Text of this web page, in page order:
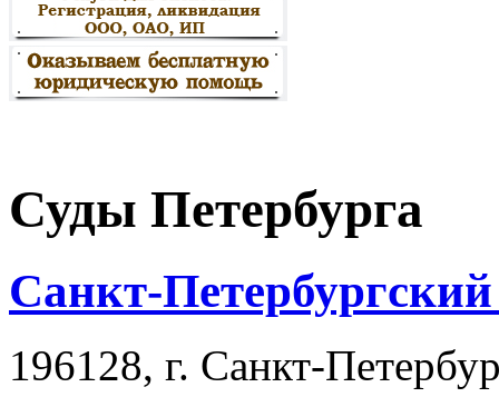
Суды Петербурга
Санкт-Петербургский
196128, г. Санкт-